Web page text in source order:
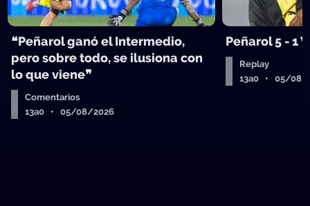
❝Peñarol ganó el Intermedio,
pero sobre todo, se ilusiona con
lo que viene❞
Comentarios
13a0 • 05/08/2026
Peñarol 5 - 1
Replay
13a0 • 05/08/